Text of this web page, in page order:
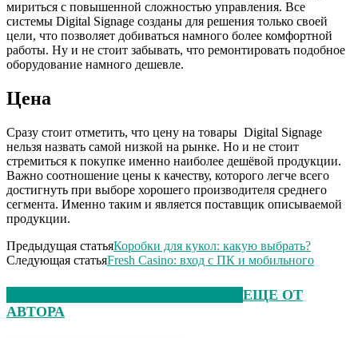
мириться с повышенной сложностью управления. Все
системы Digital Signage созданы для решения только своей
цели, что позволяет добиваться намного более комфортной
работы. Ну и не стоит забывать, что ремонтировать подобное
оборудование намного дешевле.
Цена
Сразу стоит отметить, что цену на товары Digital Signage
нельзя назвать самой низкой на рынке. Но и не стоит
стремиться к покупке именно наиболее дешёвой продукции.
Важно соотношение цены к качеству, которого легче всего
достигнуть при выборе хорошего производителя среднего
сегмента. Именно таким и является поставщик описываемой
продукции.
Предыдущая статьяКоробки для кукол: какую выбрать?
Следующая статьяFresh Casino: вход с ПК и мобильного
ЕЩЕ ОТ
АВТОРА